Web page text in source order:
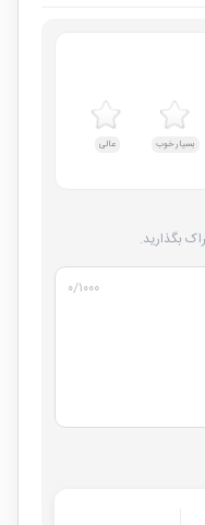
بسیار خوب عالی
بگذارید.
۰/۱۰۰۰